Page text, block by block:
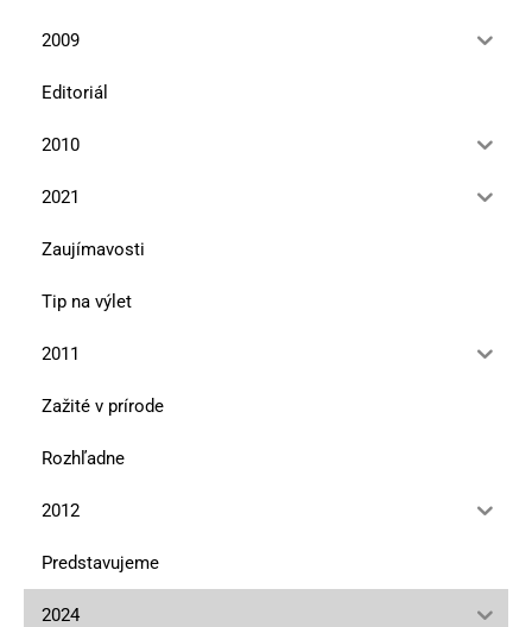
2009
Editoriál
2010
2021
Zaujímavosti
Tip na výlet
2011
Zažité v prírode
Rozhľadne
2012
Predstavujeme
2024